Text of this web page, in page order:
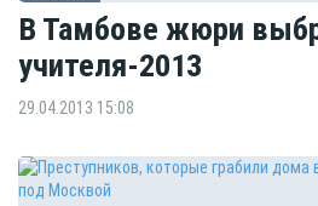
В Тамбове жюри
учителя-2013
29.04.2013 15:08